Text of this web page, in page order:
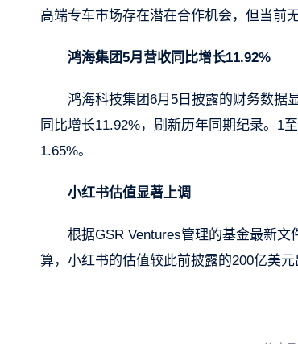
高端专车市场存在潜在合作机会，但当前
鸿海集团5月营收同比增长11.92%
鸿海科技集团6月5日披露的财务数据
同比增长11.92%，刷新历年同期纪录。1
1.65%。
小红书估值显著上调
根据GSR Ventures管理的基金最新
算，小红书的估值较此前披露的200亿美